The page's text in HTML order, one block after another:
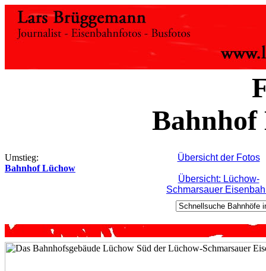
Bahnhof
Umstieg:
Bahnhof Lüchow
Übersicht der Fotos
Übersicht: Lüchow-
Schmarsauer